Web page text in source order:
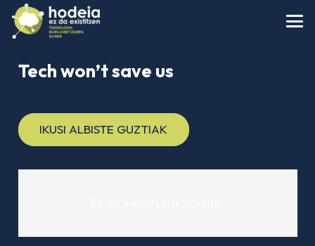
Tech won’t save us
IKUSI ALBISTE GUZTIAK